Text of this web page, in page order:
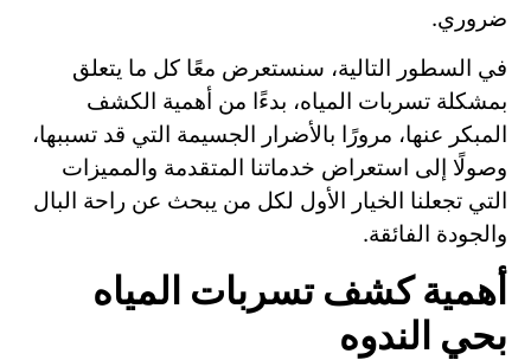
ضروري.
في السطور التالية، سنستعرض معًا كل ما يتعلق
بمشكلة تسربات المياه، بدءًا من أهمية الكشف
المبكر عنها، مرورًا بالأضرار الجسيمة التي قد تسببها،
وصولًا إلى استعراض خدماتنا المتقدمة والمميزات
التي تجعلنا الخيار الأول لكل من يبحث عن راحة البال
والجودة الفائقة.
أهمية كشف تسربات المياه
بحي الندوه